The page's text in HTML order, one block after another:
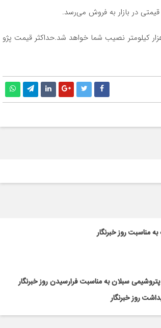
مبلغ حدود ۳۲۵ میلیون تومان یک پژو ۲۰۷ مدل ۹۰ با ۲۰۰ هزار کیلومتر نصیب شما خواهد شد.حداکثر قیمت پژو
مناسبت روز خبرنگار
سبلان به مناسبت فرارسیدن روز خبرنگار
روز خبرنگار